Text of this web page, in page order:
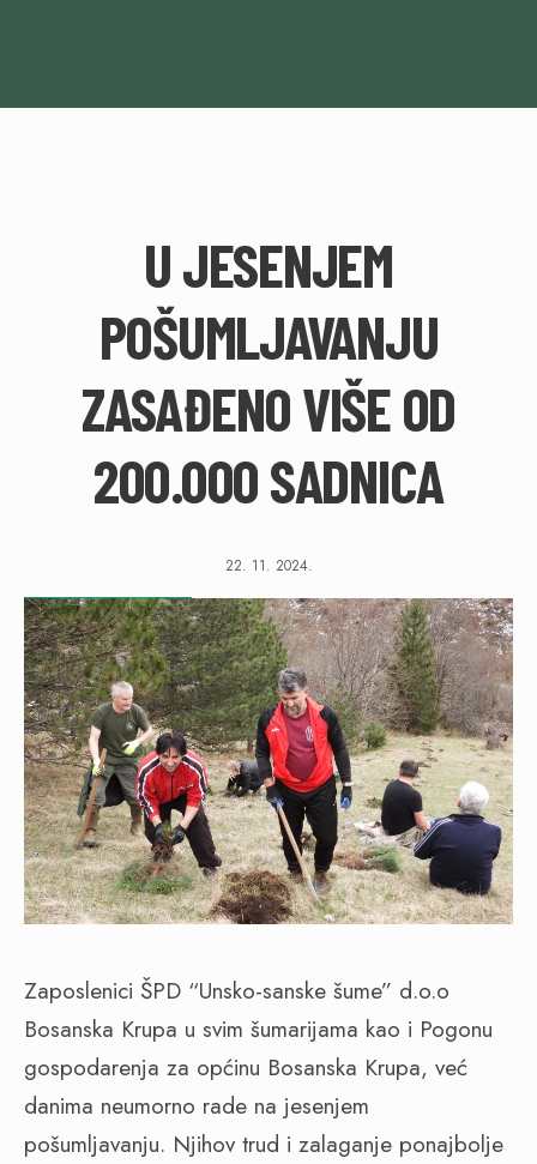
U JESENJEM
POŠUMLJAVANJU
ZASAĐENO VIŠE OD
200.000 SADNICA
22. 11. 2024.
Zaposlenici ŠPD “Unsko-sanske šume” d.o.o
Bosanska Krupa u svim šumarijama kao i Pogonu
gospodarenja za općinu Bosanska Krupa, već
danima neumorno rade na jesenjem
pošumljavanju. Njihov trud i zalaganje ponajbolje